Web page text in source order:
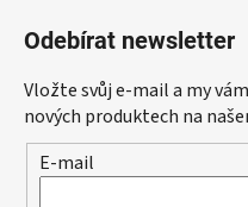
Odebírat newsletter
Vložte svůj e-mail a my
nových produktech na
E-mail